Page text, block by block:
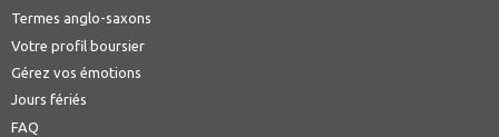
Termes anglo-saxons
Votre profil boursier
Gérez vos émotions
Jours fériés
FAQ